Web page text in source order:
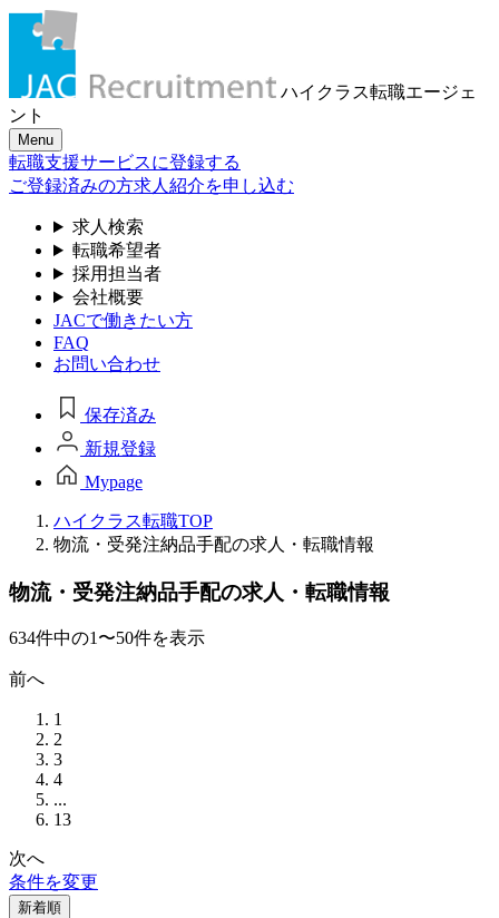
ハイクラス転職エージェ
ント
Menu
転職支援サービスに登録する
ご登録済みの方求人紹介を申し込む
求人検索
転職希望者
採用担当者
会社概要
JACで働きたい方
FAQ
お問い合わせ
保存済み
新規登録
Mypage
ハイクラス転職TOP
物流・受発注納品手配の求人・転職情報
物流・受発注納品手配の求人・転職情報
634件中の1〜50件を表示
前へ
1
2
3
4
...
13
次へ
条件を変更
新着順